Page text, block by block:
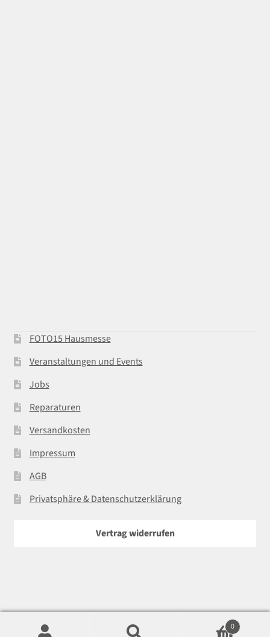
FOTO15 Hausmesse
Veranstaltungen und Events
Jobs
Reparaturen
Versandkosten
Impressum
AGB
Privatsphäre & Datenschutzerklärung
Vertrag widerrufen
0